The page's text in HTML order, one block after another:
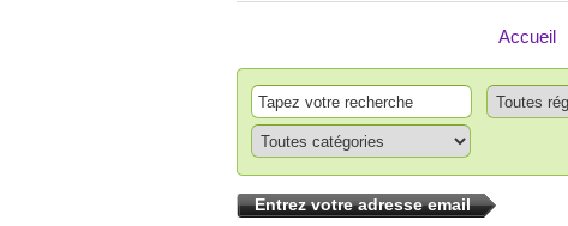
Accueil
Entrez votre adresse email